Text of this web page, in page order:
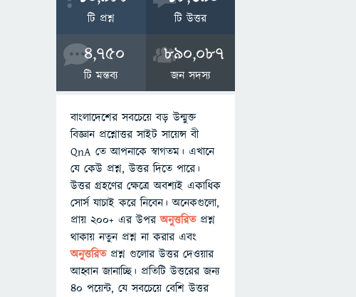
টি প্রশ্ন টি উত্তর
4,750
টি মন্তব্য
890,087
জন সদস্য
বাংলাদেশের সবচেয়ে বড় উন্মুক্ত
বিজ্ঞান প্রশ্নোত্তর সাইট সায়েন্স বী
QnA তে আপনাকে স্বাগতম। এখানে
যে কেউ প্রশ্ন, উত্তর দিতে পারে।
উত্তর গ্রহণের ক্ষেত্রে অবশ্যই একাধিক
সোর্স যাচাই করে নিবেন। অনেকগুলো,
প্রায় ২০০+ এর উপরঅনুত্তরিতপ্রশ্ন
থাকায় নতুন প্রশ্ন না করার এবং
অনুত্তরিত প্রশ্ন গুলোর উত্তর দেওয়ার
আহ্বান জানাচ্ছি। প্রতিটি উত্তরের জন্য
৪০ পয়েন্ট, যে সবচেয়ে বেশি উত্তর